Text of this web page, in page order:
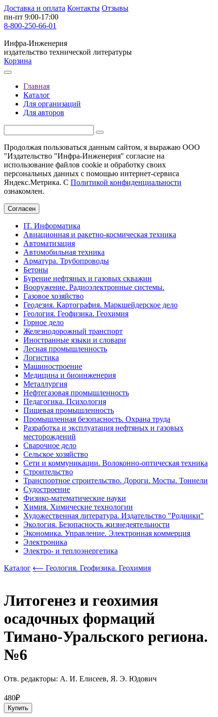
Доставка и оплата Контакты Отзывы
пн-пт 9:00-17:00
8-800-250-66-01
Инфра-Инженерия
издательство технической литературы
Корзина
Главная
Каталог
Для организаций
Для авторов
Продолжая пользоваться данным сайтом, я выражаю ООО
"Издательство "Инфра-Инженерия" согласие на
использование файлов cookie и обработку своих
персональных данных с помощью интернет-сервиса
Яндекс.Метрика. С Политикой конфиденциальности
ознакомлен.
Согласен
IT. Информатика
Авиационная и ракетно-космическая техника
Автоматизация
Автомобильная техника
Арматура. Трубопроводы
Бетоны
Бурение нефтяных и газовых скважин
Вооружение. Радиоэлектронные системы.
Газовое хозяйство
Геодезия. Картография. Маркшейдерское дело
Геология. Геофизика. Геохимия
Горное дело
Железнодорожный транспорт
Иностранные языки и словари
Лесная промышленность
Логистика
Машиностроение
Медицина и биоинженерия
Металлургия
Нефтегазовая промышленность
Педагогика. Психология
Пищевая промышленность
Промышленная безопасность. Охрана труда
Разработка и эксплуатация нефтяных и газовых
месторождений
Сварочное дело
Сельское хозяйство
Сети и коммуникации. Волоконно-оптическая техника
Строительство
Транспортное строительство. Дороги. Мосты. Тоннели
Судостроение
Физико-математические науки
Химия. Химические технологии
Художественная литература. Издательство "Родники"
Экология. Безопасность жизнедеятельности
Экономика. Управление. Электронная коммерция
Электроника
Электро- и теплоэнергетика
Каталог ⟵ Геология. Геофизика. Геохимия
Литогенез и геохимия
осадочных формаций
Тимано-Уральского региона.
№6
Отв. редакторы: А. И. Елисеев, Я. Э. Юдович
480₽
Купить